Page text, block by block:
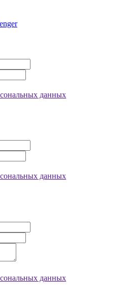
данных
данных
данных